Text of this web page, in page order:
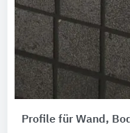
Profile für Wand,